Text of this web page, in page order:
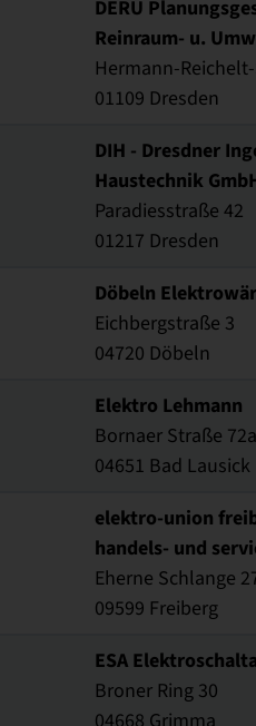
DERU
Reinraum- u.
Hermann-
01109 Dresden
DIH - Dresdner
Haustechnik
Paradiesstraße 42
01217 Dresden
Döbeln
Eichbergstraße 3
04720 Döbeln
Elektro Lehmann
Bornaer Straße 72a
04651 Bad Lausick
elektro-union
handels- und
Eherne Schlange
09599 Freiberg
ESA
Broner Ring 30
04668 Grimma